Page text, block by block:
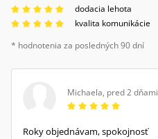
dodacia lehota
kvalita komunikácie
* hodnotenia za posledných 90 dní
Michaela, pred 2 dňami
Roky objednávam, spokojnosť